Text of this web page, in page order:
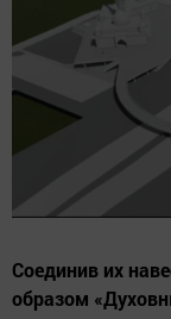
Соединив их
образом